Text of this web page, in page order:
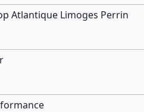
Atlantique Limoges Perrin